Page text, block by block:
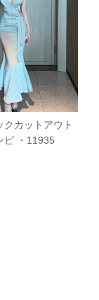
クカットアウト
ピ ・11935